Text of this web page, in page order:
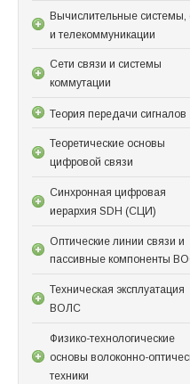
Вычислительные системы,
и телекоммуникации
Сети связи и системы
коммутации
Теория передачи сигналов
Теоретические основы
цифровой связи
Синхронная цифровая
иерархия SDH (СЦИ)
Оптические линии связи и
пассивные компоненты
Техническая эксплуатация
ВОЛС
Физико-технологические
основы волоконно-
техники